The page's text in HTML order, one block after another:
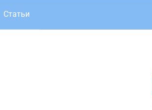
Статьи